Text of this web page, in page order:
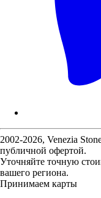
2002-2026, Venezia
публичной офертой.
Уточняйте точную
вашего региона.
Принимаем карты